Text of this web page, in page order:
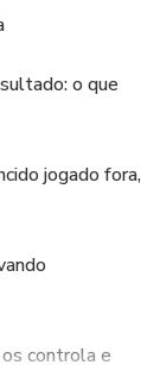
o que
jogado fora,
controla e